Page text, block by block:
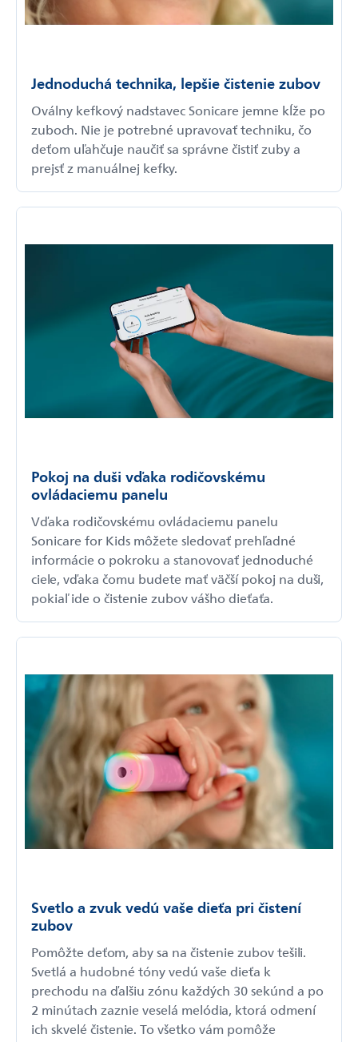
Jednoduchá technika, lepšie čistenie zubov
Oválny kefkový nadstavec Sonicare jemne kĺže po
zuboch. Nie je potrebné upravovať techniku, čo
deťom uľahčuje naučiť sa správne čistiť zuby a
prejsť z manuálnej kefky.
Pokoj na duši vďaka rodičovskému
ovládaciemu panelu
Vďaka rodičovskému ovládaciemu panelu
Sonicare for Kids môžete sledovať prehľadné
informácie o pokroku a stanovovať jednoduché
ciele, vďaka čomu budete mať väčší pokoj na duši,
pokiaľ ide o čistenie zubov vášho dieťaťa.
Svetlo a zvuk vedú vaše dieťa pri čistení
zubov
Pomôžte deťom, aby sa na čistenie zubov tešili.
Svetlá a hudobné tóny vedú vaše dieťa k
prechodu na ďalšiu zónu každých 30 sekúnd a po
2 minútach zaznie veselá melódia, ktorá odmení
ich skvelé čistenie. To všetko vám pomôže